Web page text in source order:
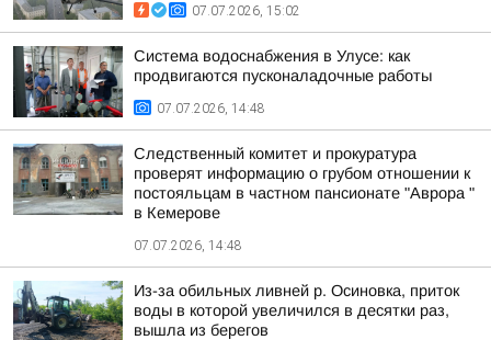
07.07.2026, 15:02
Система водоснабжения в Улусе: как
продвигаются пусконаладочные работы
07.07.2026, 14:48
Следственный комитет и прокуратура
проверят информацию о грубом отношении к
постояльцам в частном пансионате "Аврора "
в Кемерове
07.07.2026, 14:48
Из-за обильных ливней р. Осиновка, приток
воды в которой увеличился в десятки раз,
вышла из берегов